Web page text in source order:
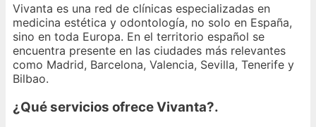
Vivanta es una red de clínicas especializadas en
medicina estética y odontología, no solo en España,
sino en toda Europa. En el territorio español se
encuentra presente en las ciudades más relevantes
como Madrid, Barcelona, Valencia, Sevilla, Tenerife y
Bilbao.
¿Qué servicios ofrece Vivanta?.